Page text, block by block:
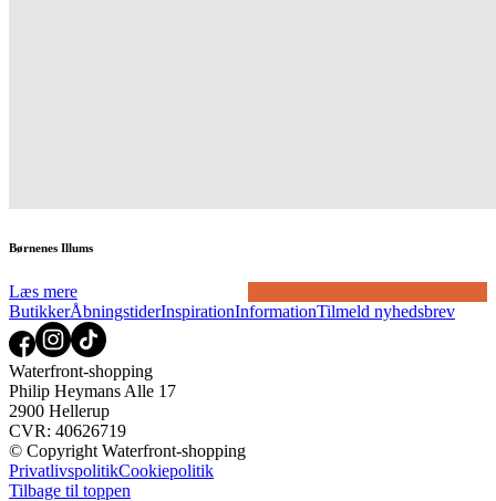
Børnenes Illums
Læs mere
ButikkerÅbningstiderInspirationInformationTilmeld nyhedsbrev
Waterfront-shopping
Philip Heymans Alle 17
2900 Hellerup
CVR: 40626719
© Copyright Waterfront-shopping
PrivatlivspolitikCookiepolitik
Tilbage til toppen